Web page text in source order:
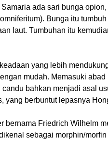
ada sari bunga
Bunga itu
laut. Tumbuhan itu
yang lebih
mudah. Memasuki
bahkan menjadi asal
yang berbuntut lepasnya
bernama Friedrich Wilhelm
sebagai morphin/